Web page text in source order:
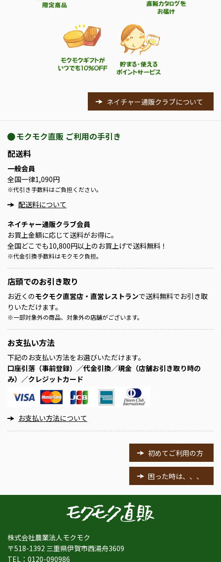
ネイチャー通販クラブについて
モクモク直販 ご利用の手引き
配送料
一般会員
全国一律1,090円
※代引き手数料はご負担ください。
配送料について
ネイチャー通販クラブ会員
お買上金額に応じて送料がお得に。
全国どこでも10,800円以上のお買上げで送料無料！
※代金引換手数料はモクモク負担。
店頭でのお引き取り
お近くのモクモク直営店・直営レストランで送料無料でお引き取
りいただけます。
※一部対象外の商品、対象外の店舗がございます。
お支払い方法
下記のお支払い方法をお選びいただけます。
口座引落（事前登録）／代金引換／現金（店舗お引き取り時の
み）／クレジットカード
お支払い方法について
初めてご利用の方
困った時は、、、
株式会社農業法人モクモク
〒518-1392 三重県伊賀市西湯舟3609
TEL： 0120-090986